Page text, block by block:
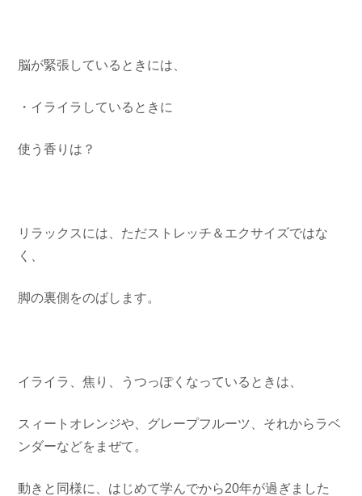
脳が緊張しているときには、
・イライラしているときに
使う香りは？
リラックスには、ただストレッチ＆エクサイズではな
く、
脚の裏側をのばします。
イライラ、焦り、うつっぽくなっているときは、
スィートオレンジや、グレープフルーツ、それからラベ
ンダーなどをまぜて。
動きと同様に、はじめて学んでから20年が過ぎました